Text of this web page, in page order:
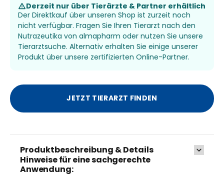
Derzeit nur über Tierärzte & Partner erhältlich
Der Direktkauf über unseren Shop ist zurzeit noch
nicht verfügbar. Fragen Sie Ihren Tierarzt nach den
Nutrazeutika von almapharm oder nutzen Sie unsere
Tierarztsuche. Alternativ erhalten Sie einige unserer
Produkt über unsere zertifizierten Online-Partner.
JETZT TIERARZT FINDEN
Produktbeschreibung & Details
Hinweise für eine sachgerechte
Anwendung: